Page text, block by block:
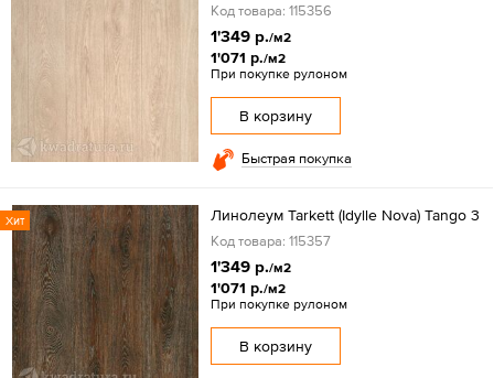
Код товара: 115356
1'349 р./м2
1'071 р./м2
При покупке рулоном
В корзину
Быстрая покупка
Хит Линолеум Tarkett (Idylle Nova) Tango 3
Код товара: 115357
1'349 р./м2
1'071 р./м2
При покупке рулоном
В корзину